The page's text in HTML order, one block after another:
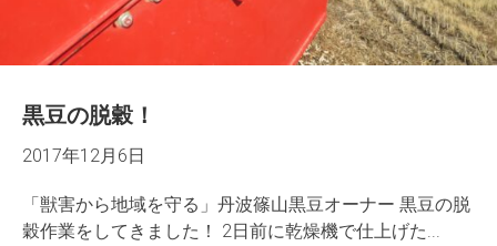
黒豆の脱穀！
2017年12月6日
「獣害から地域を守る」丹波篠山黒豆オーナー 黒豆の脱
穀作業をしてきました！ 2日前に乾燥機で仕上げた...